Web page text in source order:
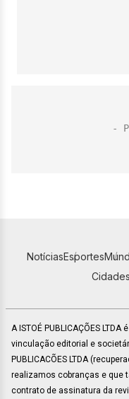
NotíciasEsportes
Cidades
A ISTOÉ PUBLICAÇÕES
vinculação editorial e
PUBLICACÕES LTDA
realizamos cobranças e que
contrato de assinatura da